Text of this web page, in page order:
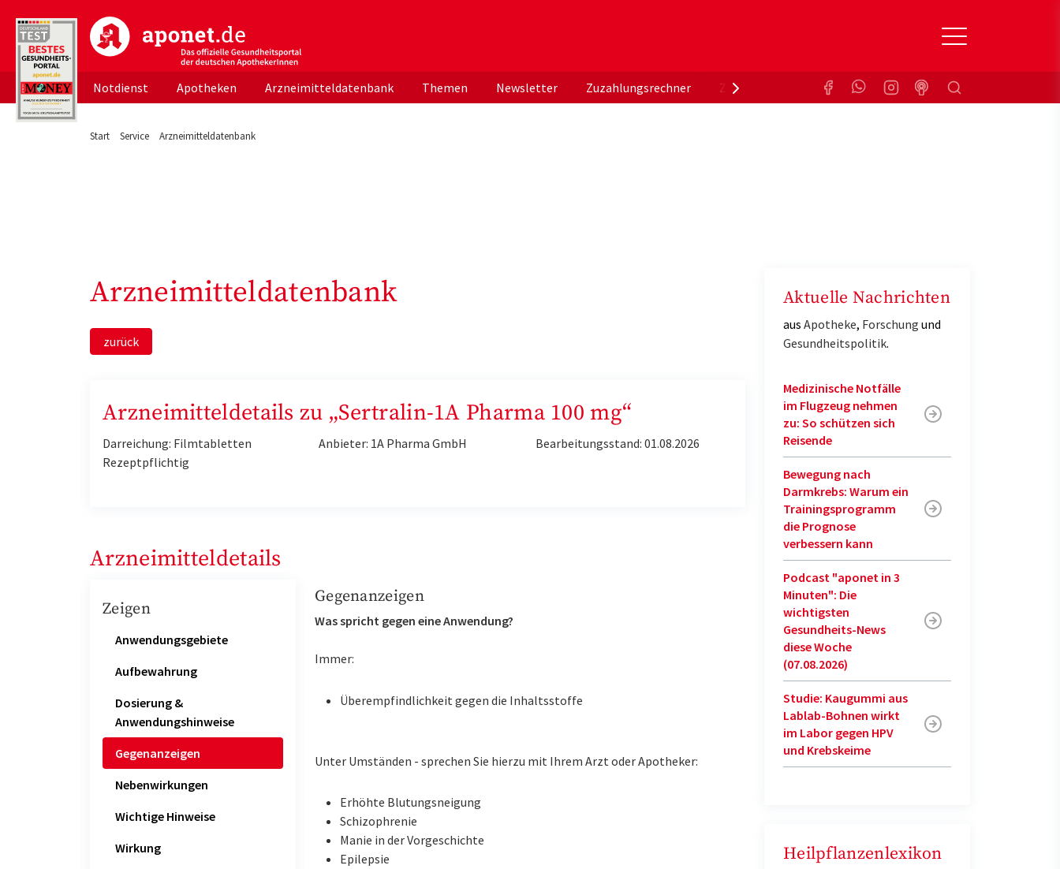
aponet.de - Das offizielle Gesundheitsportal der deutschen ApothekerInnen
Notdienst Apotheken Arzneimitteldatenbank Themen Newsletter Zuzahlungsrechner Zuzahlungsbefreiung KrankenkasseSuchen
Start Service Arzneimitteldatenbank
Arzneimitteldatenbank
zurück
Arzneimitteldetails zu „Sertralin-1A Pharma 100 mg“
Darreichung: Filmtabletten
Rezeptpflichtig
Anbieter: 1A Pharma GmbH Bearbeitungsstand: 01.08.2026
Arzneimitteldetails
Zeigen
Anwendungsgebiete
Aufbewahrung
Dosierung &
Anwendungshinweise
Gegenanzeigen
Nebenwirkungen
Wichtige Hinweise
Wirkung
Gegenanzeigen
Was spricht gegen eine Anwendung?
Immer:
Überempfindlichkeit gegen die Inhaltsstoffe
Unter Umständen - sprechen Sie hierzu mit Ihrem Arzt oder Apotheker:
Erhöhte Blutungsneigung
Schizophrenie
Manie in der Vorgeschichte
Epilepsie
Aktuelle Nachrichten
aus Apotheke, Forschung und
Gesundheitspolitik.
Medizinische Notfälle
im Flugzeug nehmen
zu: So schützen sich
Reisende
Bewegung nach
Darmkrebs: Warum ein
Trainingsprogramm
die Prognose
verbessern kann
Podcast "aponet in 3
Minuten": Die
wichtigsten
Gesundheits-News
diese Woche
(07.08.2026)
Studie: Kaugummi aus
Lablab-Bohnen wirkt
im Labor gegen HPV
und Krebskeime
Heilpflanzenlexikon